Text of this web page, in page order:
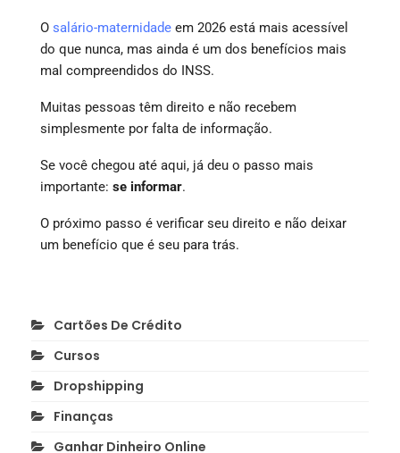
O salário-maternidade em 2026 está mais acessível
do que nunca, mas ainda é um dos benefícios mais
mal compreendidos do INSS.
Muitas pessoas têm direito e não recebem
simplesmente por falta de informação.
Se você chegou até aqui, já deu o passo mais
importante: se informar.
O próximo passo é verificar seu direito e não deixar
um benefício que é seu para trás.
Cartões De Crédito
Cursos
Dropshipping
Finanças
Ganhar Dinheiro Online